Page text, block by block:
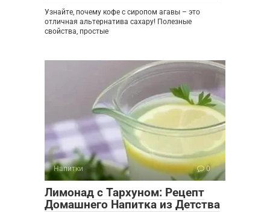
Узнайте, почему кофе с сиропом агавы – это
отличная альтернатива сахару! Полезные
свойства, простые
Напитки 0
Лимонад с Тархуном: Рецепт
Домашнего Напитка из Детства